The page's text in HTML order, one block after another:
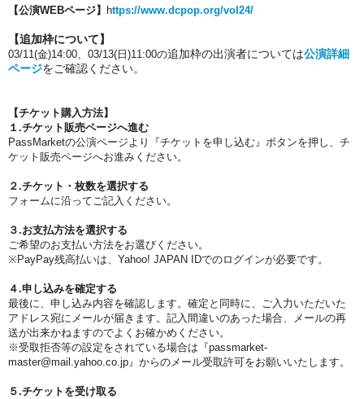
【公演WEBページ】 https://www.dcpop.org/vol24/
【追加枠について】
03/11(金)14:00、03/13(日)11:00の追加枠の出演者については公演詳細
ページをご確認ください。
【チケット購入方法】
１.チケット販売ページへ進む
PassMarketの公演ページより『チケットを申し込む』ボタンを押し、チ
ケット販売ページへお進みください。
２.チケット・枚数を選択する
フォームに沿ってご記入ください。
３.お支払方法を選択する
ご希望のお支払い方法をお選びください。
※PayPay残高払いは、Yahoo! JAPAN IDでのログインが必要です。
４.申し込みを確定する
最後に、申し込み内容を確認します。 確定と同時に、ご入力いただいた
アドレス宛にメールが届きます。 記入間違いのあった場合、メールの再
送が出来かねますのでよくお確かめください。
※受取拒否等の設定をされている場合は 『passmarket-
master@mail.yahoo.co.jp』からのメール受取許可をお願いいたします。
５.チケットを受け取る